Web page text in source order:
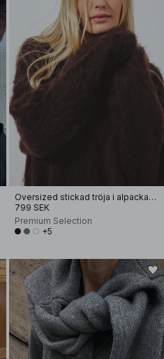
Oversized stickad tröja i alpackamix
799 SEK
Premium Selection
+5